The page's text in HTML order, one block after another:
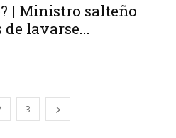
| Ministro salteño
lavarse...
3